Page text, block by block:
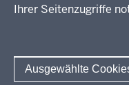
Ihrer Seitenzugriffe
Ausgewählte
Wir über uns
Berichtswesen
ElternMitWirkung NRW
Amtsblatt